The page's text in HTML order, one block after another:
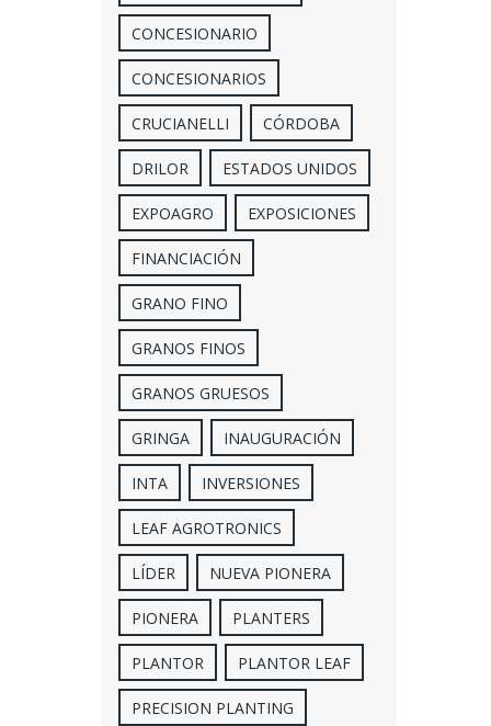
CONCESIONARIO
CONCESIONARIOS
CRUCIANELLI CÓRDOBA
DRILOR ESTADOS UNIDOS
EXPOAGRO EXPOSICIONES
FINANCIACIÓN
GRANO FINO
GRANOS FINOS
GRANOS GRUESOS
GRINGA INAUGURACIÓN
INTA INVERSIONES
LEAF AGROTRONICS
LÍDER NUEVA PIONERA
PIONERA PLANTERS
PLANTOR PLANTOR LEAF
PRECISION PLANTING